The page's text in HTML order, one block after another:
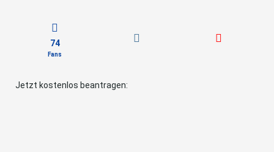
74
Fans
Jetzt kostenlos beantragen: